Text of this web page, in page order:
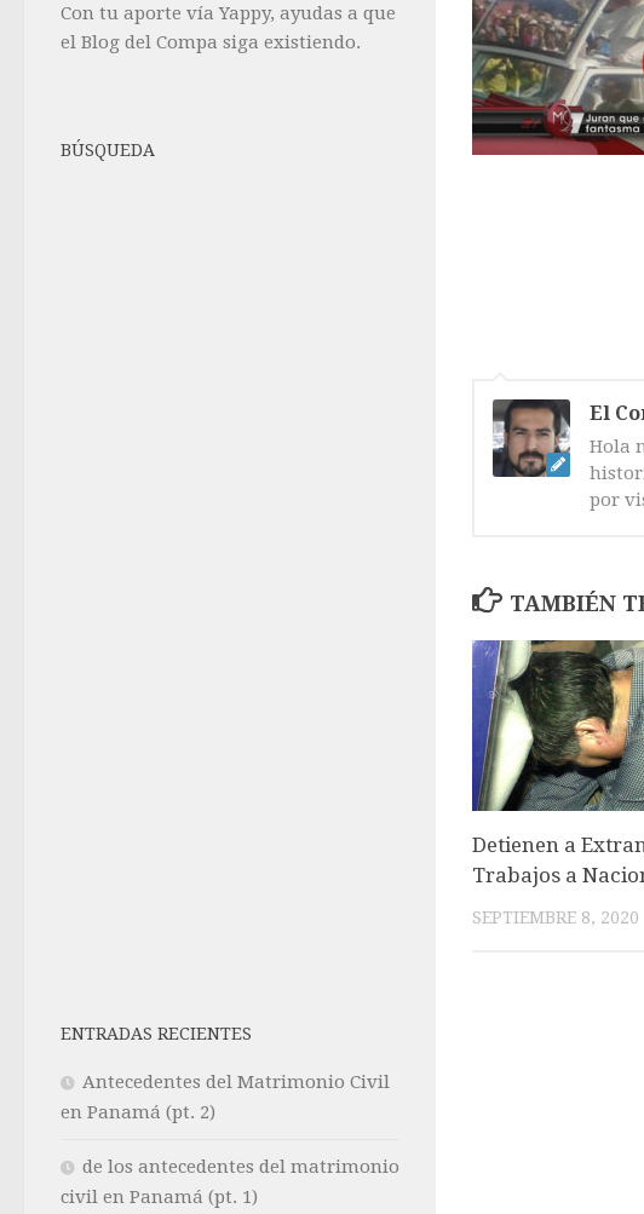
El
Hola
por
TAMBIÉN
Detienen a
Trabajos a
SEPTIEMBRE 8, 2020
Con tu aporte vía Yappy, ayudas a que
el Blog del Compa siga existiendo.
BÚSQUEDA
ENTRADAS RECIENTES
Antecedentes del Matrimonio Civil
en Panamá (pt. 2)
de los antecedentes del matrimonio
civil en Panamá (pt. 1)